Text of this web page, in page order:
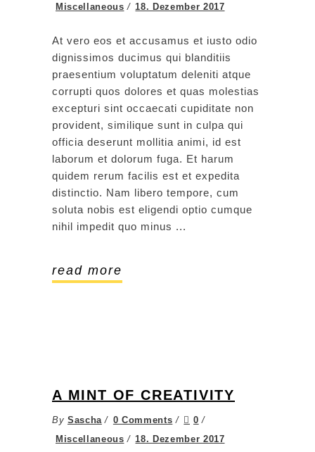
Miscellaneous
18. Dezember 2017
At vero eos et accusamus et iusto odio
dignissimos ducimus qui blanditiis
praesentium voluptatum deleniti atque
corrupti quos dolores et quas molestias
excepturi sint occaecati cupiditate non
provident, similique sunt in culpa qui
officia deserunt mollitia animi, id est
laborum et dolorum fuga. Et harum
quidem rerum facilis est et expedita
distinctio. Nam libero tempore, cum
soluta nobis est eligendi optio cumque
nihil impedit quo minus
read more
A MINT OF CREATIVITY
By Sascha 0 Comments
0
Miscellaneous
18. Dezember 2017